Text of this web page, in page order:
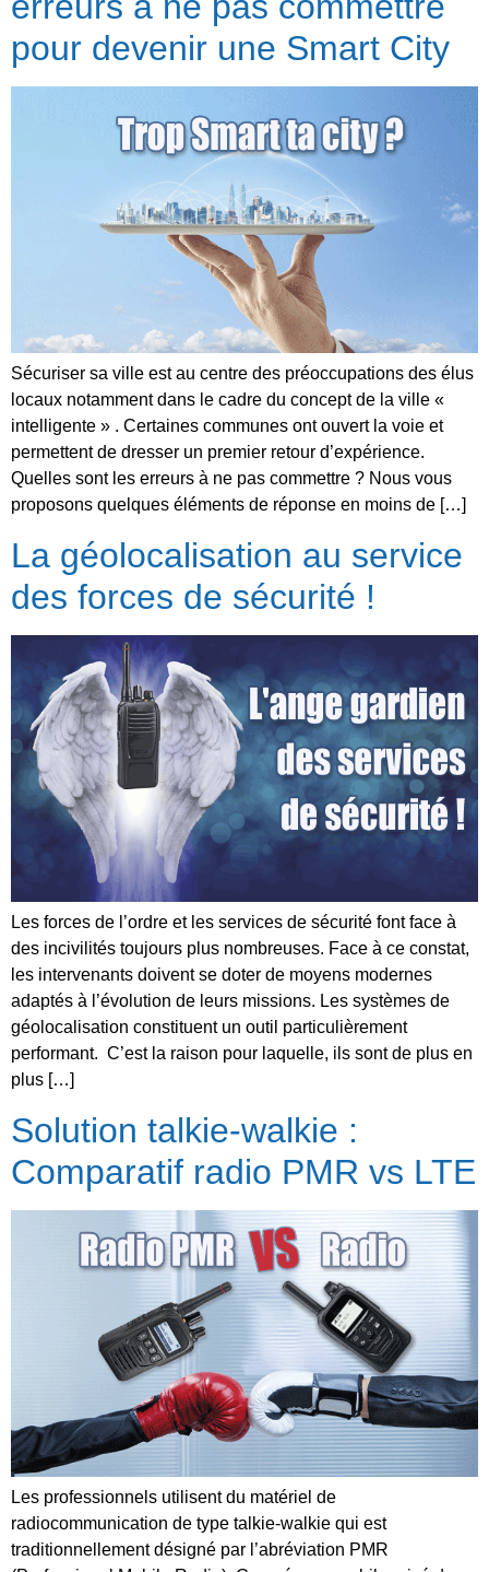
pour devenir une Smart City
Sécuriser sa ville est au centre des préoccupations des élus
locaux notamment dans le cadre du concept de la ville «
intelligente » . Certaines communes ont ouvert la voie et
permettent de dresser un premier retour d’expérience.
Quelles sont les erreurs à ne pas commettre ? Nous vous
proposons quelques éléments de réponse en moins de […]
La géolocalisation au service
des forces de sécurité !
Les forces de l’ordre et les services de sécurité font face à
des incivilités toujours plus nombreuses. Face à ce constat,
les intervenants doivent se doter de moyens modernes
adaptés à l’évolution de leurs missions. Les systèmes de
géolocalisation constituent un outil particulièrement
performant. C’est la raison pour laquelle, ils sont de plus en
plus […]
Solution talkie-walkie :
Comparatif radio PMR vs LTE
Les professionnels utilisent du matériel de
radiocommunication de type talkie-walkie qui est
traditionnellement désigné par l’abréviation PMR